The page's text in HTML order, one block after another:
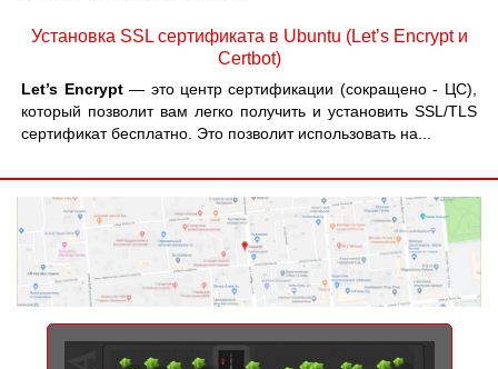
Установка SSL сертификата в Ubuntu (Let’s Encrypt и
Certbot)
Let’s Encrypt— это центр сертификации (сокращено - ЦС),
который позволит вам легко получить и установить SSL/TLS
сертификат бесплатно. Это позволит использовать на...